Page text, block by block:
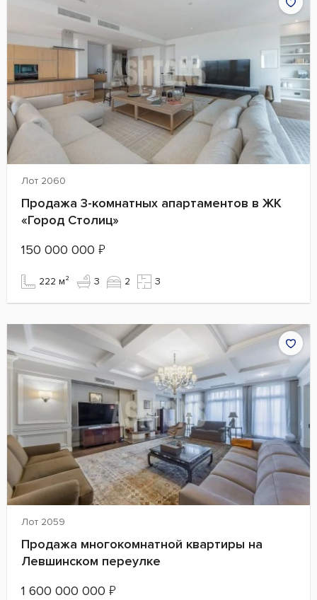
Лот 2060
Продажа 3-комнатных апартаментов в ЖК
«Город Столиц»
150 000 000 ₽
222 м² 3 2 3
Лот 2059
Продажа многокомнатной квартиры на
Левшинском переулке
1 600 000 000 ₽